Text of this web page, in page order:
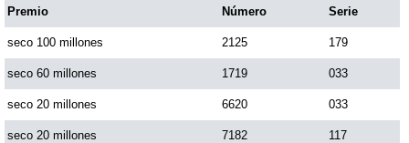
Dorado Noche
Fantástica Día
Premio Número Serie
seco 100 millones 2125 179
seco 60 millones 1719 033
seco 20 millones 6620 033
seco 20 millones 7182 117